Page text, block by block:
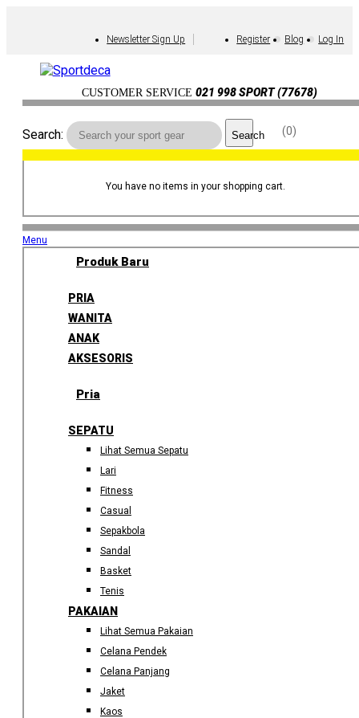
Newsletter Sign Up Register Blog Log In
CUSTOMER SERVICE 021 998 SPORT (77678)
0
Search: Search
You have no items in your shopping cart.
Menu
Produk Baru
PRIA
WANITA
ANAK
AKSESORIS
Pria
SEPATU
Lihat Semua Sepatu
Lari
Fitness
Casual
Sepakbola
Sandal
Basket
Tenis
PAKAIAN
Lihat Semua Pakaian
Celana Pendek
Celana Panjang
Jaket
Kaos